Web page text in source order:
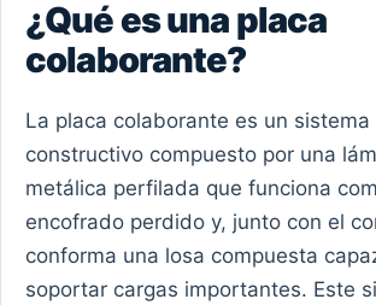
¿Qué es una placa
colaborante?
La placa colaborante es un sistema
constructivo compuesto por una
metálica perfilada que funciona
encofrado perdido y, junto con el
conforma una losa compuesta
soportar cargas importantes. Este